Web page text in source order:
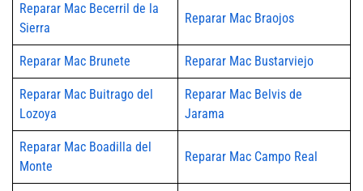
Reparar Mac Becerril de la
Sierra
Reparar Mac Braojos
Reparar Mac Brunete Reparar Mac Bustarviejo
Reparar Mac Buitrago del
Lozoya
Reparar Mac Belvis de
Jarama
Reparar Mac Boadilla del
Monte
Reparar Mac Campo Real